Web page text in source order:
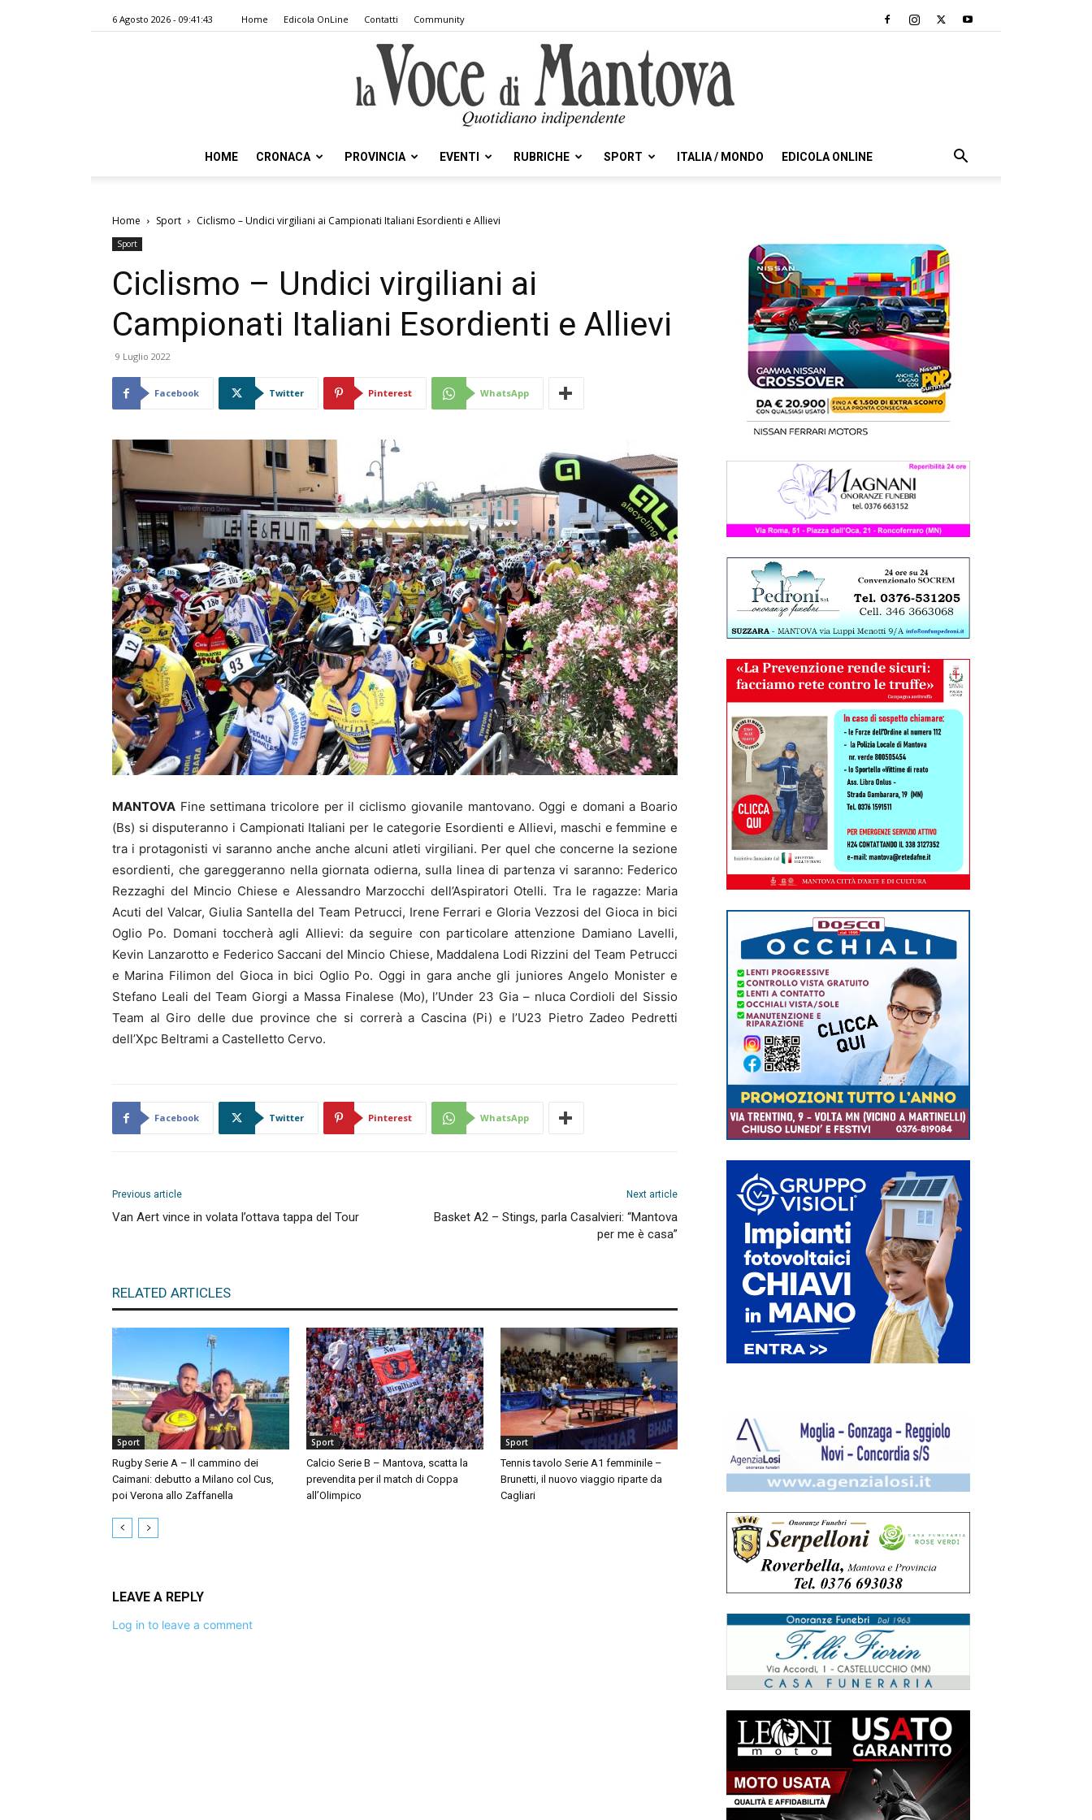
6 Agosto 2026 - 09:41:43 Home Edicola OnLine Contatti Community
Mantova
HOME CRONACA PROVINCIA EVENTI RUBRICHE SPORT ITALIA / MONDO EDICOLA ONLINE
Home Sport Ciclismo – Undici virgiliani ai Campionati Italiani Esordienti e Allievi
Sport
Ciclismo – Undici virgiliani ai
Campionati Italiani Esordienti e Allievi
9 Luglio 2022
Facebook Twitter Pinterest WhatsApp
MANTOVA Fine settimana tricolore per il ciclismo giovanile mantovano. Oggi e domani a Boario
(Bs) si disputeranno i Campionati Italiani per le categorie Esordienti e Allievi, maschi e femmine e
tra i protagonisti vi saranno anche anche alcuni atleti virgiliani. Per quel che concerne la sezione
esordienti, che gareggeranno nella giornata odierna, sulla linea di partenza vi saranno: Federico
Rezzaghi del Mincio Chiese e Alessandro Marzocchi dell’Aspiratori Otelli. Tra le ragazze: Maria
Acuti del Valcar, Giulia Santella del Team Petrucci, Irene Ferrari e Gloria Vezzosi del Gioca in bici
Oglio Po. Domani toccherà agli Allievi: da seguire con particolare attenzione Damiano Lavelli,
Kevin Lanzarotto e Federico Saccani del Mincio Chiese, Maddalena Lodi Rizzini del Team Petrucci
e Marina Filimon del Gioca in bici Oglio Po. Oggi in gara anche gli juniores Angelo Monister e
Stefano Leali del Team Giorgi a Massa Finalese (Mo), l’Under 23 Gia – nluca Cordioli del Sissio
Team al Giro delle due province che si correrà a Cascina (Pi) e l’U23 Pietro Zadeo Pedretti
dell’Xpc Beltrami a Castelletto Cervo.
Facebook Twitter Pinterest WhatsApp
Previous article
Van Aert vince in volata l’ottava tappa del Tour
Next article
Basket A2 – Stings, parla Casalvieri: “Mantova
per me è casa”
RELATED ARTICLES
Sport
Rugby Serie A – Il cammino dei
Caimani: debutto a Milano col Cus,
poi Verona allo Zaffanella
Sport
Calcio Serie B – Mantova, scatta la
prevendita per il match di Coppa
all’Olimpico
Sport
Tennis tavolo Serie A1 femminile –
Brunetti, il nuovo viaggio riparte da
Cagliari
LEAVE A REPLY
Log in to leave a comment